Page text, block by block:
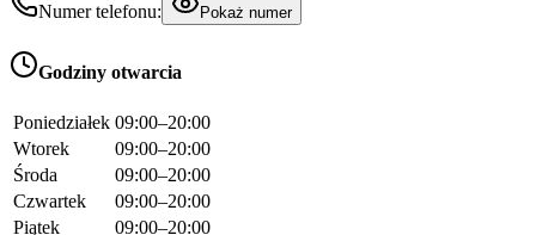
Numer telefonu: Pokaż numer
Godziny otwarcia
Poniedziałek 09:00–20:00
Wtorek
09:00–20:00
Środa
09:00–20:00
Czwartek
09:00–20:00
Piątek
09:00–20:00